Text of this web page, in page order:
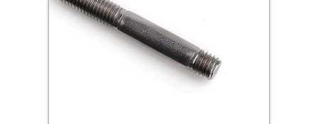
Крюки, кольца с метрической резьбой